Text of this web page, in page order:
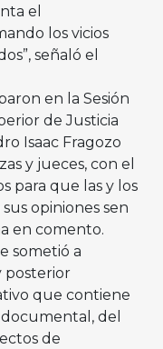
el
los vicios
señaló el
en la Sesión
de Justicia
Isaac Fragozo
y jueces, con el
para que las y los
opiniones sen
en comento.
sometió a
posterior
que contiene
del
de